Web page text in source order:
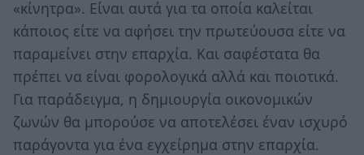
«κίνητρα». Είναι αυτά για τα οποία καλείται
κάποιος είτε να αφήσει την πρωτεύουσα είτε να
παραμείνει στην επαρχία. Και σαφέστατα θα
πρέπει να είναι φορολογικά αλλά και ποιοτικά.
Για παράδειγμα, η δημιουργία οικονομικών
ζωνών θα μπορούσε να αποτελέσει έναν ισχυρό
παράγοντα για ένα εγχείρημα στην επαρχία.